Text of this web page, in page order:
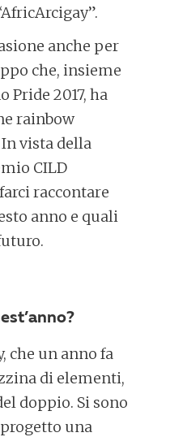
anche per
che, insieme
Pride 2017, ha
rainbow
In vista della
CILD
raccontare
anno e quali
che un anno fa
di elementi,
doppio. Si sono
una